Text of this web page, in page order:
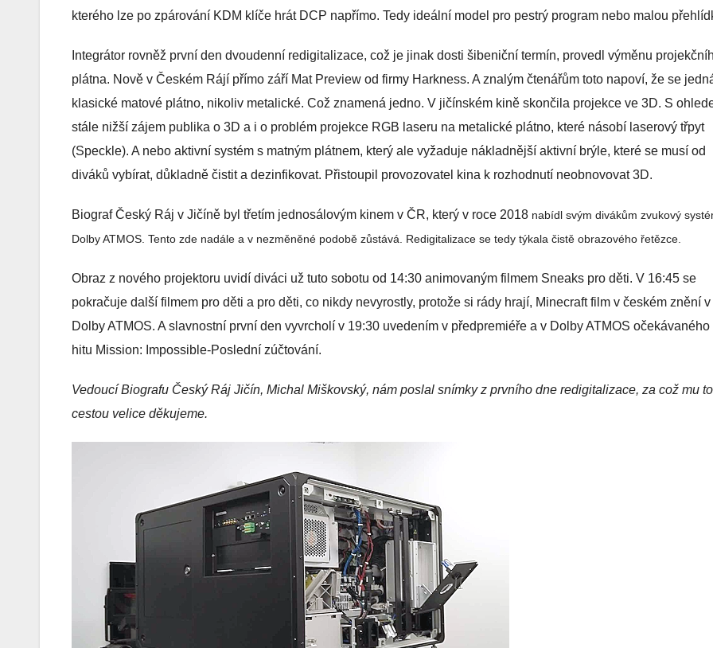
kterého lze po zpárování KDM klíče hrát DCP napřímo. Tedy ideální model pro pestrý program nebo malou
Integrátor rovněž první den dvoudenní redigitalizace, což je jinak dosti šibeniční termín, provedl výměnu
plátna. Nově v Českém Rájí přímo září Mat Preview od firmy Harkness. A znalým čtenářům toto napoví, že se
klasické matové plátno, nikoliv metalické. Což znamená jedno. V jičínském kině skončila projekce ve 3D. S
stále nižší zájem publika o 3D a i o problém projekce RGB laseru na metalické plátno, které násobí laserový třpyt
(Speckle). A nebo aktivní systém s matným plátnem, který ale vyžaduje nákladnější aktivní brýle, které se musí od
diváků vybírat, důkladně čistit a dezinfikovat. Přistoupil provozovatel kina k rozhodnutí neobnovovat 3D.
Biograf Český Ráj v Jičíně byl třetím jednosálovým kinem v ČR, který v roce 2018 nabídl svým divákům zvukový
Dolby ATMOS. Tento zde nadále a v nezměněné podobě zůstává. Redigitalizace se tedy týkala čistě obrazového řetězce.
Obraz z nového projektoru uvidí diváci už tuto sobotu od 14:30 animovaným filmem Sneaks pro děti. V 16:45 se
pokračuje další filmem pro děti a pro děti, co nikdy nevyrostly, protože si rády hrají, Minecraft film v českém znění v
Dolby ATMOS. A slavnostní první den vyvrcholí v 19:30 uvedením v předpremiéře a v Dolby ATMOS očekávaného
hitu Mission: Impossible-Poslední zúčtování.
Vedoucí Biografu Český Ráj Jičín, Michal Miškovský, nám poslal snímky z prvního dne redigitalizace, za což mu
cestou velice děkujeme.